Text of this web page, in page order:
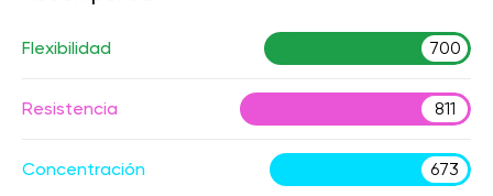
Flexibilidad 700
Resistencia 811
Concentración 673